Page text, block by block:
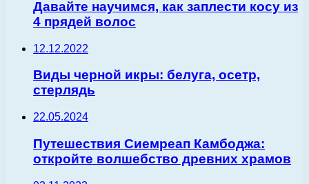
Давайте научимся, как заплести косу из
4 прядей волос
12.12.2022
Виды черной икры: белуга, осетр,
стерлядь
22.05.2024
Путешествия Сиемреап Камбоджа:
откройте волшебство древних храмов